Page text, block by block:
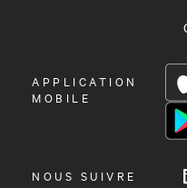
OUVRIR
LE
APPLICATION
MOBILE
NOUS SUIVRE